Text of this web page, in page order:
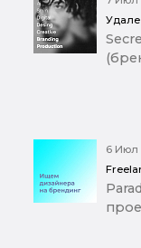
6 Июл